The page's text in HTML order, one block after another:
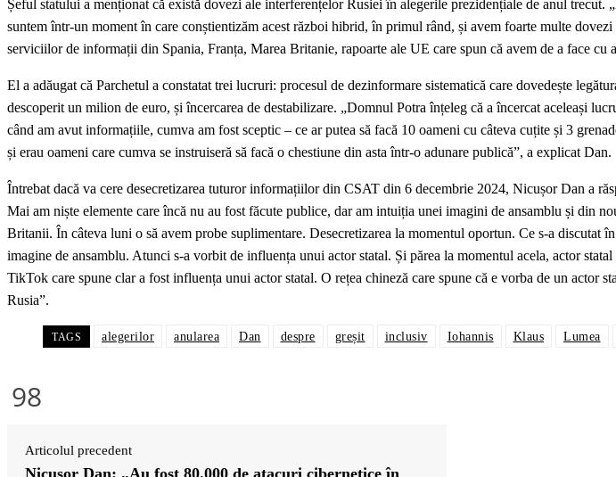
Șeful statului a menționat că există dovezi ale interferențelor Rusiei în alegerile prezidențiale de anul trecut.
suntem într-un moment în care conștientizăm acest război hibrid, în primul rând, și avem foarte multe dovezi
serviciilor de informații din Spania, Franța, Marea Britanie, rapoarte ale UE care spun că avem de a face cu
El a adăugat că Parchetul a constatat trei lucruri: procesul de dezinformare sistematică care dovedește
descoperit un milion de euro, și încercarea de destabilizare. „Domnul Potra înțeleg că a încercat aceleași
când am avut informațiile, cumva am fost sceptic – ce ar putea să facă 10 oameni cu câteva cuțite și 3
și erau oameni care cumva se instruiseră să facă o chestiune din asta într-o adunare publică”, a explicat Dan.
Întrebat dacă va cere desecretizarea tuturor informațiilor din CSAT din 6 decembrie 2024, Nicușor Dan a
Mai am niște elemente care încă nu au fost făcute publice, dar am intuiția unei imagini de ansamblu și din
Britanii. În câteva luni o să avem probe suplimentare. Desecretizarea la momentul oportun. Ce s-a discutat
imagine de ansamblu. Atunci s-a vorbit de influența unui actor statal. Și părea la momentul acela, actor
TikTok care spune clar a fost influența unui actor statal. O rețea chineză care spune că e vorba de un actor
Rusia”.
TAGS alegerilor anularea Dan despre greșit inclusiv Iohannis Klaus Lumea
98
Articolul precedent
Nicușor Dan: „Au fost 80.000 de atacuri cibernetice în